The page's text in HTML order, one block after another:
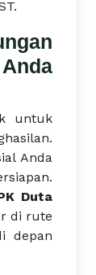
untuk
Anda
Duta
di rute
depan